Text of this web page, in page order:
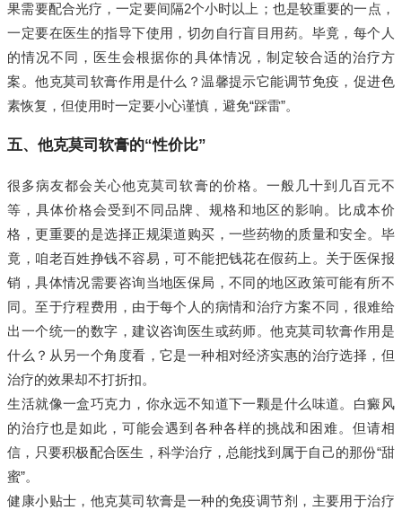
果需要配合光疗，一定要间隔2个小时以上；也是较重要的一点，
一定要在医生的指导下使用，切勿自行盲目用药。毕竟，每个人
的情况不同，医生会根据你的具体情况，制定较合适的治疗方
案。他克莫司软膏作用是什么？温馨提示它能调节免疫，促进色
素恢复，但使用时一定要小心谨慎，避免“踩雷”。
五、他克莫司软膏的“性价比”
很多病友都会关心他克莫司软膏的价格。一般几十到几百元不
等，具体价格会受到不同品牌、规格和地区的影响。比成本价
格，更重要的是选择正规渠道购买，一些药物的质量和安全。毕
竟，咱老百姓挣钱不容易，可不能把钱花在假药上。关于医保报
销，具体情况需要咨询当地医保局，不同的地区政策可能有所不
同。至于疗程费用，由于每个人的病情和治疗方案不同，很难给
出一个统一的数字，建议咨询医生或药师。他克莫司软膏作用是
什么？从另一个角度看，它是一种相对经济实惠的治疗选择，但
治疗的效果却不打折扣。
生活就像一盒巧克力，你永远不知道下一颗是什么味道。白癜风
的治疗也是如此，可能会遇到各种各样的挑战和困难。但请相
信，只要积极配合医生，科学治疗，总能找到属于自己的那份“甜
蜜”。
健康小贴士，他克莫司软膏是一种的免疫调节剂，主要用于治疗